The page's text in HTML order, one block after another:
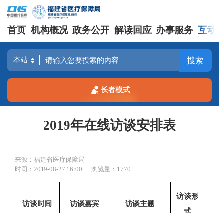
首页 机构概况 政务公开 解读回应 办事服务 互动
搜索
长者模式
2019年在线访谈安排表
来源：福建省医疗保障局
时间：2019-08-27 16:00
浏览量：1770
访谈时间 访谈嘉宾 访谈主题
访谈形
式